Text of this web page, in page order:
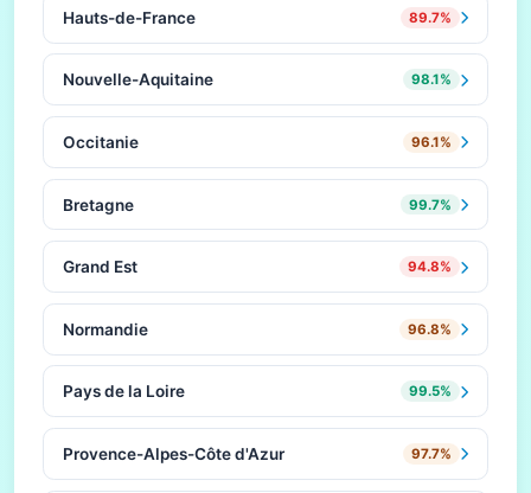
Hauts-de-France 89.7%
Nouvelle-Aquitaine 98.1%
Occitanie 96.1%
Bretagne 99.7%
Grand Est 94.8%
Normandie 96.8%
Pays de la Loire 99.5%
Provence-Alpes-Côte d'Azur 97.7%